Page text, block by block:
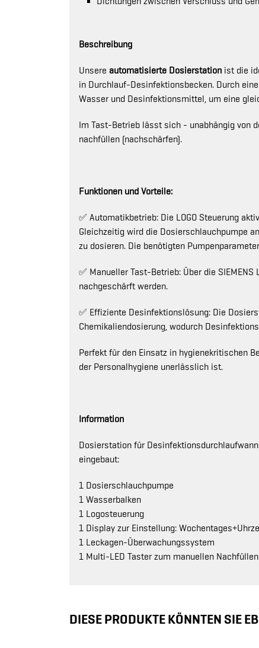
Beschreibung
Unsere automatisierte Dosierstation ist die
in Durchlauf-Desinfektionsbecken. Durch
Wasser und Desinfektionsmittel, um eine
Im Tast-Betrieb lässt sich - unabhängig von
nachfüllen (nachschärfen).
Funktionen und Vorteile:
✅ Automatikbetrieb: Die LOGO Steuerung
Gleichzeitig wird die Dosierschlauchpumpe
zu dosieren. Die benötigten
✅ Manueller Tast-Betrieb: Über die
nachgeschärft werden.
✅ Effiziente Desinfektionslösung: Die
Chemikaliendosierung, wodurch
Perfekt für den Einsatz in hygienekritischen
der Personalhygiene unerlässlich ist.
Information
Dosierstation für
eingebaut:
1 Dosierschlauchpumpe
1 Wasserbalken
1 Logosteuerung
1 Display zur Einstellung:
1 Leckagen-Überwachungssystem
1 Multi-LED Taster zum manuellen
DIESE PRODUKTE KÖNNTEN SIE